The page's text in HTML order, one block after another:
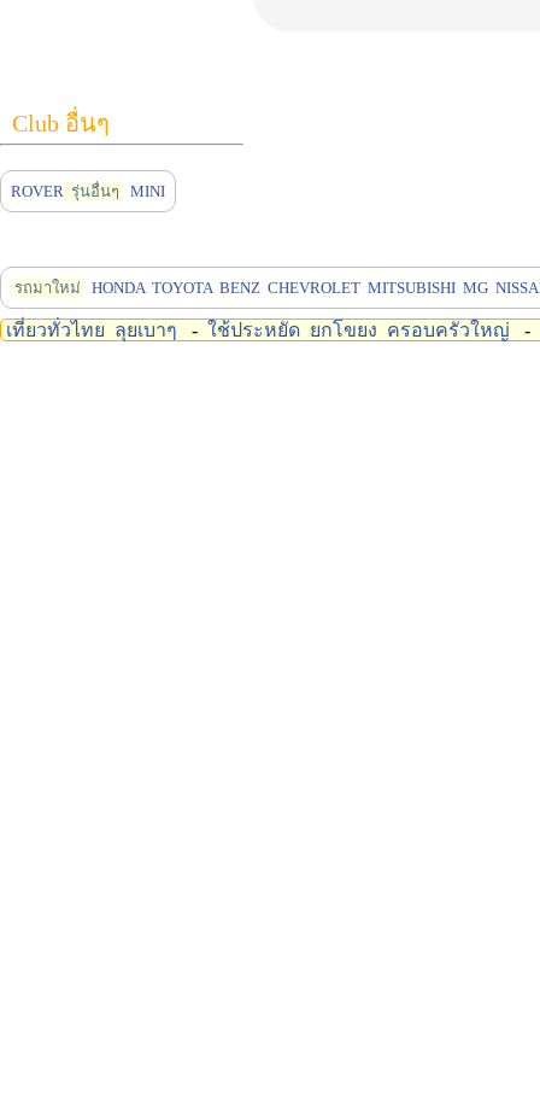
Club อื่นๆ
ROVER รุ่นอื่นๆ MINI
รถมาใหม่ HONDA TOYOTA BENZ CHEVROLET MITSUBISHI MG
เที่ยวทั่วไทย ลุยเบาๆ - ใช้ประหยัด ยกโขยง ครอบครัวใหญ่ -